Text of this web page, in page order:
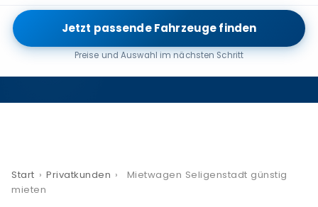
Jetzt passende Fahrzeuge finden
Preise und Auswahl im nächsten Schritt
Start › Privatkunden ›
Mietwagen Seligenstadt günstig
mieten